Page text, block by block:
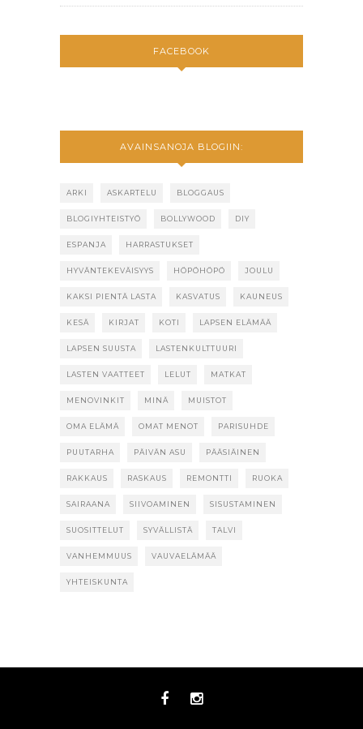
FACEBOOK
AVAINSANOJA BLOGIIN:
ARKI ASKARTELU BLOGGAUS
BLOGIYHTEISTYÖ BOLLYWOOD DIY
ESPANJA HARRASTUKSET
HYVÄNTEKEVÄISYYS HÖPÖHÖPÖ JOULU
KAKSI PIENTÄ LASTA KASVATUS KAUNEUS
KESÄ KIRJAT KOTI LAPSEN ELÄMÄÄ
LAPSEN SUUSTA LASTENKULTTUURI
LASTEN VAATTEET LELUT MATKAT
MENOVINKIT MINÄ MUISTOT
OMA ELÄMÄ OMAT MENOT PARISUHDE
PUUTARHA PÄIVÄN ASU PÄÄSIÄINEN
RAKKAUS RASKAUS REMONTTI RUOKA
SAIRAANA SIIVOAMINEN SISUSTAMINEN
SUOSITTELUT SYVÄLLISTÄ TALVI
VANHEMMUUS VAUVAELÄMÄÄ
YHTEISKUNTA